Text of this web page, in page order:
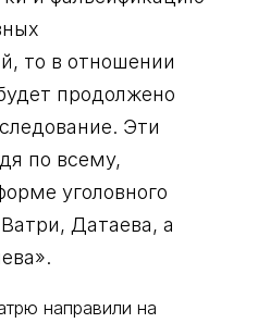
то в отношении
продолжено
Эти
по всему,
уголовного
Датаева, а
направили на